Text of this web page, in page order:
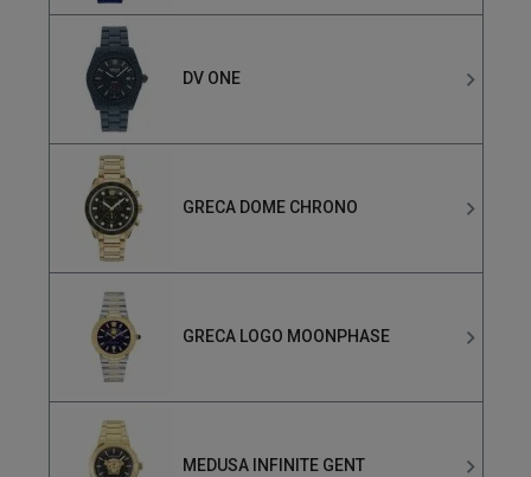
DV ONE
GRECA DOME CHRONO
GRECA LOGO MOONPHASE
MEDUSA INFINITE GENT